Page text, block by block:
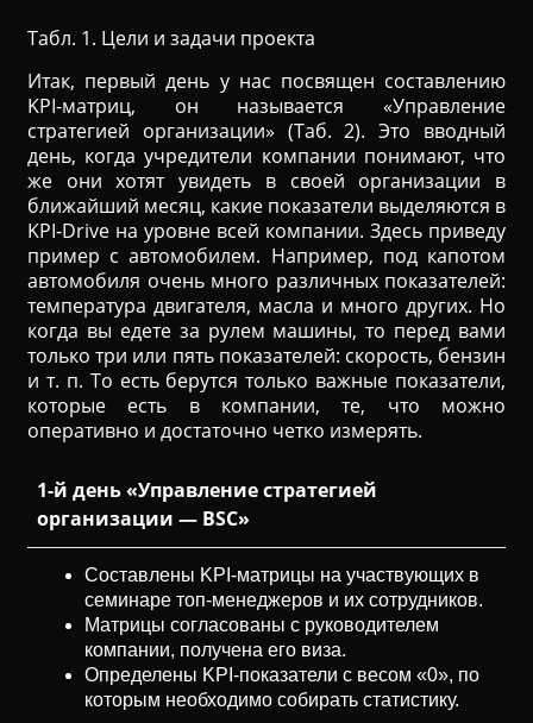
Табл. 1. Цели и задачи проекта
Итак, первый день у нас посвящен составлению
KPI-матриц, он называется «Управление
стратегией организации» (Таб. 2). Это вводный
день, когда учредители компании понимают, что
же они хотят увидеть в своей организации в
ближайший месяц, какие показатели выделяются в
KPI-Drive на уровне всей компании. Здесь приведу
пример с автомобилем. Например, под капотом
автомобиля очень много различных показателей:
температура двигателя, масла и много других. Но
когда вы едете за рулем машины, то перед вами
только три или пять показателей: скорость, бензин
и т. п. То есть берутся только важные показатели,
которые есть в компании, те, что можно
оперативно и достаточно четко измерять.
1-й день «Управление стратегией
организации — BSC»
Составлены KPI-матрицы на участвующих в
семинаре топ-менеджеров и их сотрудников.
Матрицы согласованы с руководителем
компании, получена его виза.
Определены KPI-показатели с весом «0», по
которым необходимо собирать статистику.